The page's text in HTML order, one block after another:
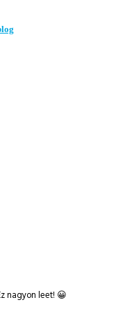
nagyon leet! 😀